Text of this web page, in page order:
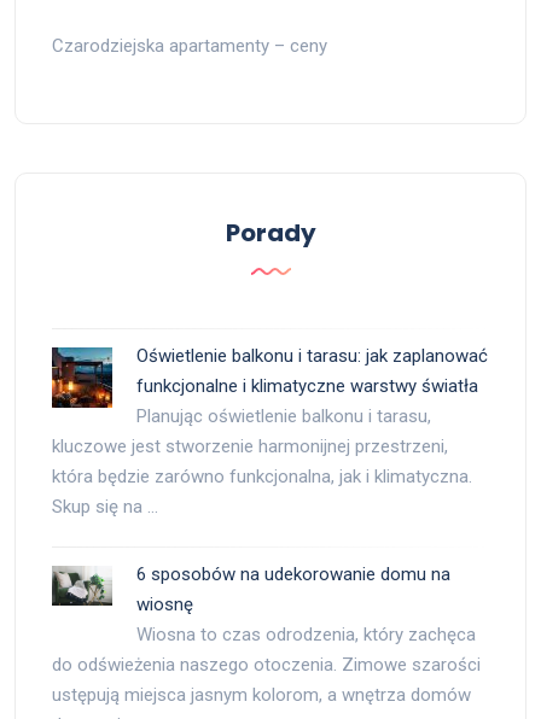
Czarodziejska apartamenty – ceny
Porady
Oświetlenie balkonu i tarasu: jak zaplanować
funkcjonalne i klimatyczne warstwy światła
Planując oświetlenie balkonu i tarasu,
kluczowe jest stworzenie harmonijnej przestrzeni,
która będzie zarówno funkcjonalna, jak i klimatyczna.
Skup się na …
6 sposobów na udekorowanie domu na
wiosnę
Wiosna to czas odrodzenia, który zachęca
do odświeżenia naszego otoczenia. Zimowe szarości
ustępują miejsca jasnym kolorom, a wnętrza domów